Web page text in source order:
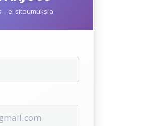
– ei sitoumuksia